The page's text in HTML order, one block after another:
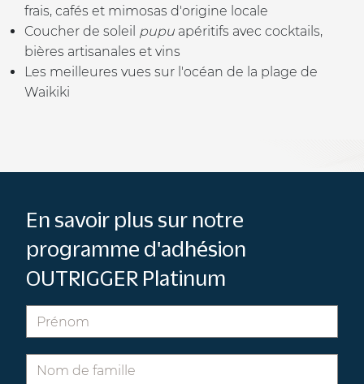
frais, cafés et mimosas d'origine locale
Coucher de soleil pupu apéritifs avec cocktails,
bières artisanales et vins
Les meilleures vues sur l'océan de la plage de
Waikiki
En savoir plus sur notre
programme d'adhésion
OUTRIGGER Platinum